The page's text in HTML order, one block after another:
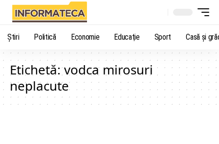
Știri Politică Economie Educaţie Sport Casă şi
Etichetă:vodca mirosuri
neplacute